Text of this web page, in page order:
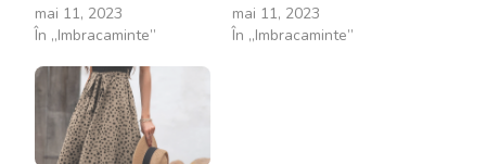
mai 11, 2023
În „Imbracaminte”
mai 11, 2023
În „Imbracaminte”